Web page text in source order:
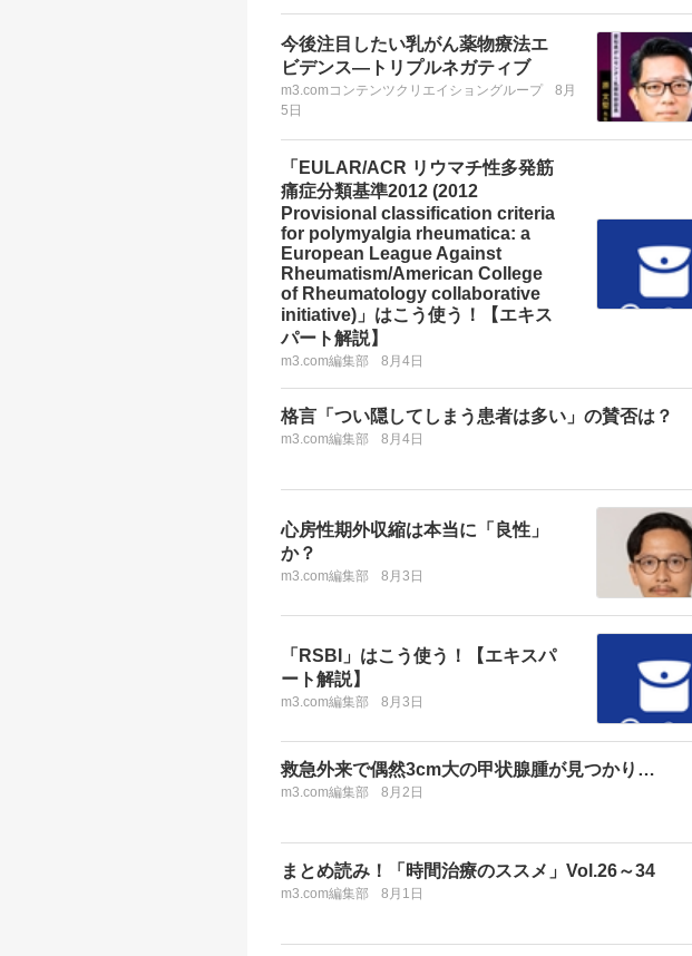
今後注目したい乳がん薬物療法エ
ビデンス―トリプルネガティブ
m3.comコンテンツクリエイショングループ
8月
5日
「EULAR/ACR リウマチ性多発筋
痛症分類基準2012 (2012
Provisional classification criteria
for polymyalgia rheumatica: a
European League Against
Rheumatism/American College
of Rheumatology collaborative
initiative)」はこう使う！【エキス
パート解説】
m3.com編集部 8月4日
格言「つい隠してしまう患者は多い」の賛否は？
m3.com編集部 8月4日
心房性期外収縮は本当に「良性」
か？
m3.com編集部 8月3日
「RSBI」はこう使う！【エキスパ
ート解説】
m3.com編集部 8月3日
救急外来で偶然3cm大の甲状腺腫が見つかり…
m3.com編集部 8月2日
まとめ読み！「時間治療のススメ」Vol.26～34
m3.com編集部 8月1日